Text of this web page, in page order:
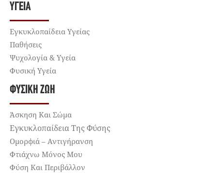
ΥΓΕΊΑ
Εγκυκλοπαίδεια Υγείας
Παθήσεις
Ψυχολογία & Υγεία
Φυσική Υγεία
ΦΥΣΙΚΉ ΖΩΉ
Άσκηση Και Σώμα
Εγκυκλοπαίδεια Της Φύσης
Ομορφιά – Αντιγήρανση
Φτιάχνω Μόνος Μου
Φύση Και Περιβάλλον